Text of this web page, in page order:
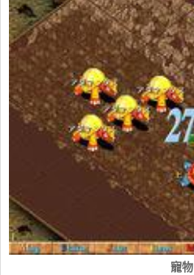
寵物